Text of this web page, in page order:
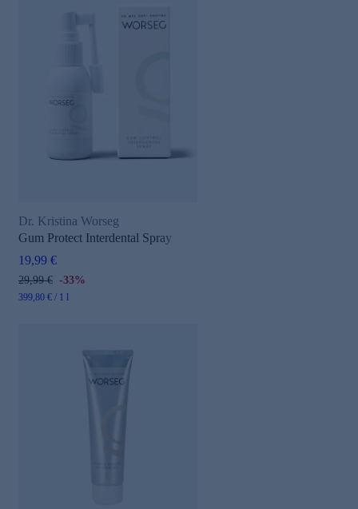
Dr. Kristina Worseg
Gum Protect Interdental Spray
19,99 €
29,99 € -33%
399,80 € / 1 l